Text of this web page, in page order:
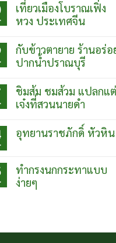
เที่ยวเมืองโบราณเฟิ่ง
หวง ประเทศจีน
ความ
เห็น
บน
เที่ยว
โบ
ราณเฟิ่ง
หวง
กับข้าวตายาย ร้านอร่อ
ปากน้ำปราณบุรี
ความ
เห็น
บน
กับข้าว
ร้าน
ปราณบุรี
ชิมส้ม ชมส้วม แปลกแต่
เจ๋งที่สวนนายดำ
เห็น
บน
ชม
ส้วม
แปลก
นาย
อุทยานราชภักดิ์ หัวหิน
เห็น
บน
อุท
ยา
ทำกรงนกกระทาแบบ
ง่ายๆ
ทำ